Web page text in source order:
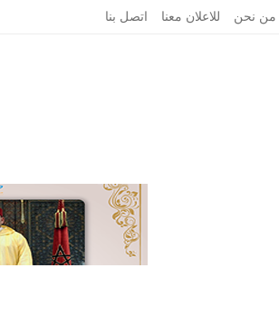
من نحن للاعلان معنا اتصل بنا